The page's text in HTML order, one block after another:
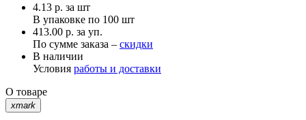
4.13 р. за шт
В упаковке по 100 шт
413.00 р. за уп.
По сумме заказа – скидки
В наличии
Условия работы и доставки
О товаре
xmark